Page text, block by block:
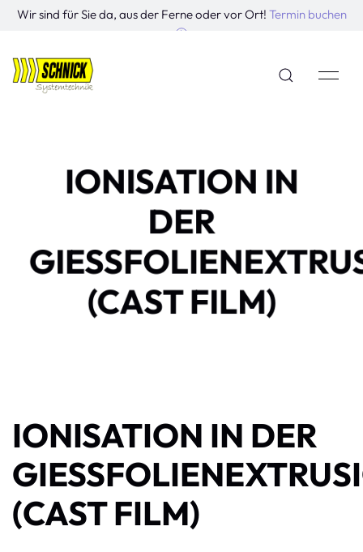
Wir sind für Sie da, aus der Ferne oder vor Ort! Termin buchen
IONISATION IN
DER
CAST FILM)
IONISATION IN DER
CAST FILM)